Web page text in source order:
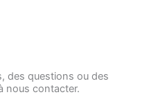
des questions ou des
nous contacter.